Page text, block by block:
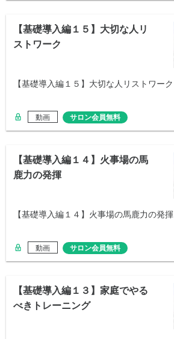
【基礎導入編１５】大切な人リ
ストワーク
【基礎導入編１５】大切な人リストワーク
動画 サロン会員無料
【基礎導入編１４】火事場の馬
鹿力の発揮
【基礎導入編１４】火事場の馬鹿力の発揮
動画 サロン会員無料
【基礎導入編１３】家庭でやる
べきトレーニング